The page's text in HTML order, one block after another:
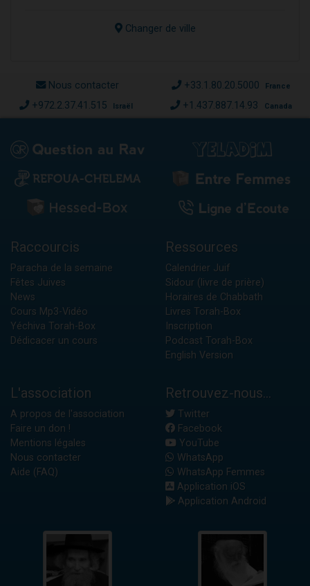
Changer de ville
Nous contacter +33.1.80.20.5000 France
+972.2.37.41.515 Israël +1.437.887.14.93 Canada
Raccourcis
Paracha de la semaine
Fêtes Juives
News
Cours Mp3-Vidéo
Yéchiva Torah-Box
Dédicacer un cours
Ressources
Calendrier Juif
Sidour (livre de prière)
Horaires de Chabbath
Livres Torah-Box
Inscription
Podcast Torah-Box
English Version
L'association
A propos de l'association
Faire un don !
Mentions légales
Nous contacter
Aide (FAQ)
Retrouvez-nous...
Twitter
Facebook
YouTube
WhatsApp
WhatsApp Femmes
Application iOS
Application Android